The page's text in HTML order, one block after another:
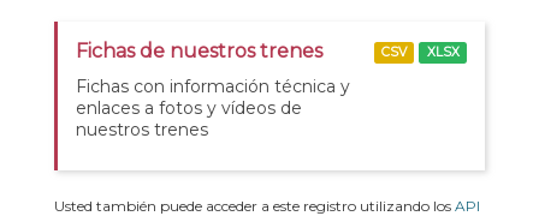
Fichas de nuestros trenes
Fichas con información técnica y
enlaces a fotos y vídeos de
nuestros trenes
CSV XLSX
Usted también puede acceder a este registro utilizando los API